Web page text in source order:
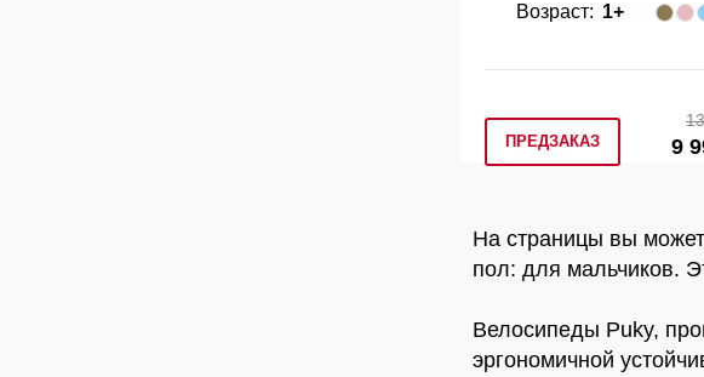
Возраст: 1+
ПРЕДЗАКАЗ 9
На страницы вы
пол: для мальчиков.
Велосипеды Puky,
эргономичной